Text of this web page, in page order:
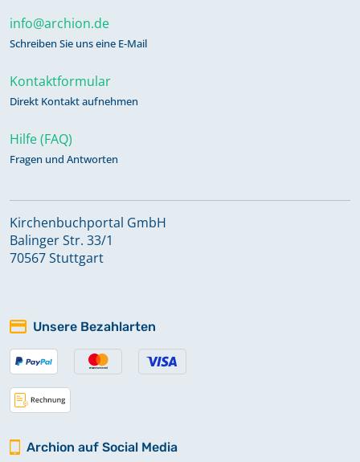
info@archion.de
Schreiben Sie uns eine E-Mail
Kontaktformular
Direkt Kontakt aufnehmen
Hilfe (FAQ)
Fragen und Antworten
Kirchenbuchportal GmbH
Balinger Str. 33/1
70567 Stuttgart
Unsere Bezahlarten
Archion auf Social Media